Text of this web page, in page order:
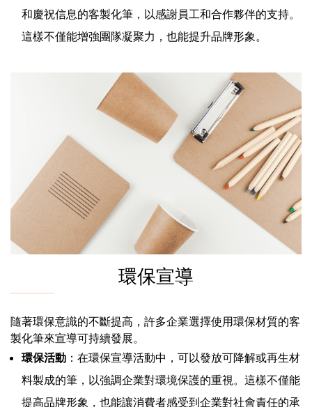
和慶祝信息的客製化筆，以感謝員工和合作夥伴的支持。
這樣不僅能增強團隊凝聚力，也能提升品牌形象。
環保宣導
隨著環保意識的不斷提高，許多企業選擇使用環保材質的客
製化筆來宣導可持續發展。
環保活動 ：在環保宣導活動中，可以發放可降解或再生材
料製成的筆，以強調企業對環境保護的重視。這樣不僅能
提高品牌形象，也能讓消費者感受到企業對社會責任的承